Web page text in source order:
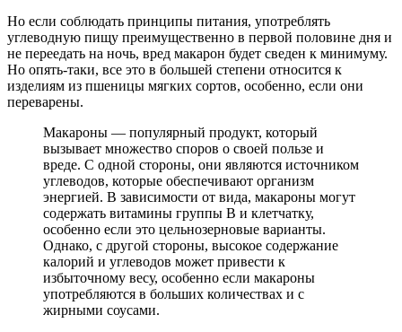
Но если соблюдать принципы питания, употреблять
углеводную пищу преимущественно в первой половине дня и
не переедать на ночь, вред макарон будет сведен к минимуму.
Но опять-таки, все это в большей степени относится к
изделиям из пшеницы мягких сортов, особенно, если они
переварены.
Макароны — популярный продукт, который
вызывает множество споров о своей пользе и
вреде. С одной стороны, они являются источником
углеводов, которые обеспечивают организм
энергией. В зависимости от вида, макароны могут
содержать витамины группы B и клетчатку,
особенно если это цельнозерновые варианты.
Однако, с другой стороны, высокое содержание
калорий и углеводов может привести к
избыточному весу, особенно если макароны
употребляются в больших количествах и с
жирными соусами.